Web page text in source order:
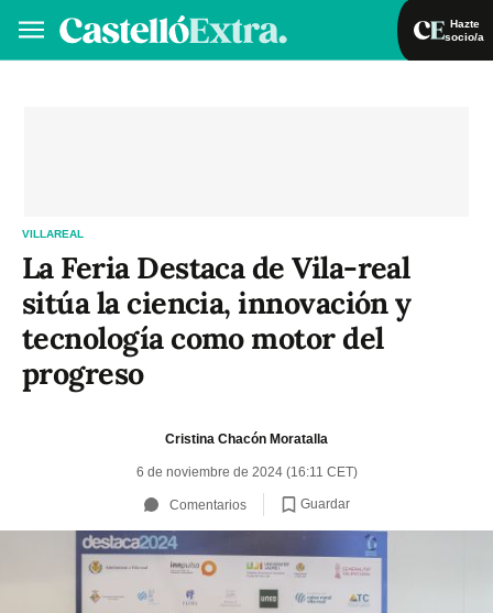
Hazte
socio/a
VILLAREAL
La Feria Destaca de Vila-real
sitúa la ciencia, innovación y
tecnología como motor del
progreso
Cristina Chacón Moratalla
6 de noviembre de 2024 (16:11 CET)
Comentarios Guardar